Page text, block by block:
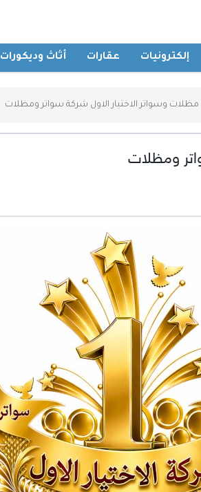
إلكترونيات عقارات أثاث وديكورات
مظلات وسواتر الاختيار الاول شركة سواتر ومظلات
ومظلات